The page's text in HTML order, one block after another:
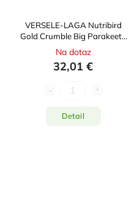
VERSELE-LAGA Nutribird
Gold Crumble Big Parakeets
& Parrots 4kg
Na dotaz
32,01 €
Detail